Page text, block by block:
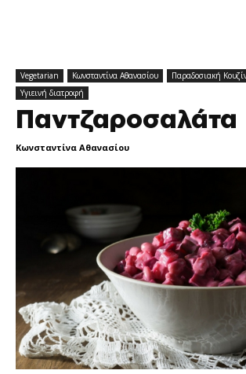
Vegetarian Κωνσταντίνα Αθανασίου
Παραδοσιακή
Υγιεινή διατροφή
Παντζαροσαλάτα
Κωνσταντίνα Αθανασίου